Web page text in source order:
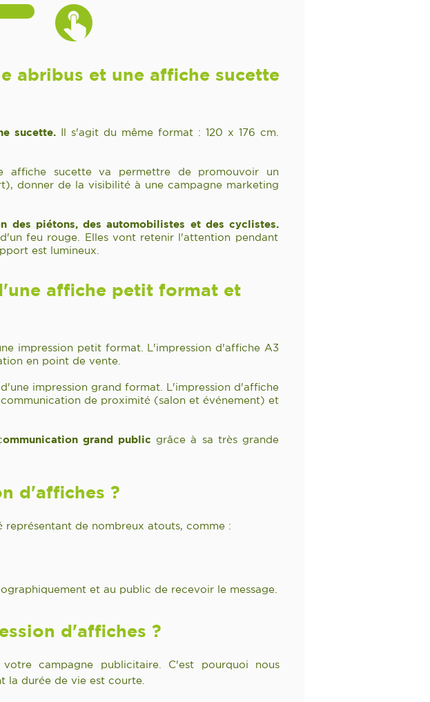
abribus et une affiche sucette
sucette. Il s'agit du même format : 120 x 176 cm.
affiche sucette va permettre de promouvoir un
donner de la visibilité à une campagne marketing
des piétons, des automobilistes et des cyclistes.
feu rouge. Elles vont retenir l'attention pendant
est lumineux.
affiche petit format et
impression petit format. L'impression d'affiche A3
en point de vente.
impression grand format. L'impression d'affiche
de proximité (salon et événement) et
ommunication grand public grâce à sa très grande
d'affiches ?
de nombreux atouts, comme :
et au public de recevoir le message.
d'affiches ?
campagne publicitaire. C'est pourquoi nous
la durée de vie est courte.